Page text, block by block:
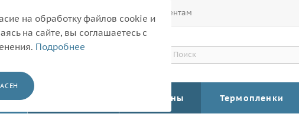
Корпоративным клиентам
Барабаны Термопленки
на обработку файлов cookie и
на сайте, вы соглашаетесь с
Подробнее